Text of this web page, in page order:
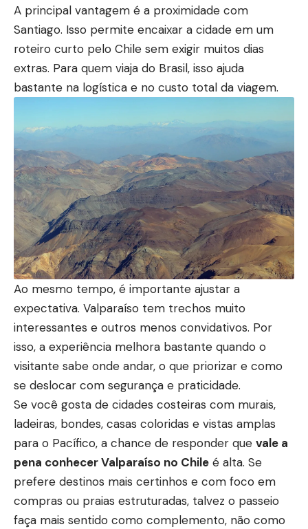
A principal vantagem é a proximidade com
Santiago. Isso permite encaixar a cidade em um
roteiro curto pelo Chile sem exigir muitos dias
extras. Para quem viaja do Brasil, isso ajuda
bastante na logística e no custo total da viagem.
Ao mesmo tempo, é importante ajustar a
expectativa. Valparaíso tem trechos muito
interessantes e outros menos convidativos. Por
isso, a experiência melhora bastante quando o
visitante sabe onde andar, o que priorizar e como
se deslocar com segurança e praticidade.
Se você gosta de cidades costeiras com murais,
ladeiras, bondes, casas coloridas e vistas amplas
para o Pacífico, a chance de responder que vale a
pena conhecer Valparaíso no Chile é alta. Se
prefere destinos mais certinhos e com foco em
compras ou praias estruturadas, talvez o passeio
faça mais sentido como complemento, não como